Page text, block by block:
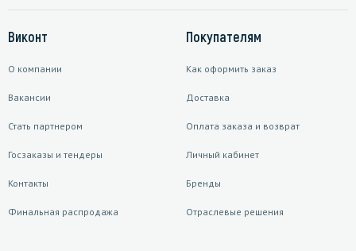
Виконт
О компании
Вакансии
Стать партнером
Госзаказы и тендеры
Контакты
Финальная распродажа
Покупателям
Как оформить заказ
Доставка
Оплата заказа и возврат
Личный кабинет
Бренды
Отраслевые решения